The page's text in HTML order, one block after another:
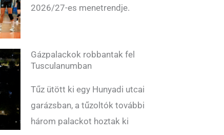
2026/27-es menetrendje.
Gázpalackok robbantak fel
Tusculanumban
Tűz ütött ki egy Hunyadi utcai
garázsban, a tűzoltók további
három palackot hoztak ki